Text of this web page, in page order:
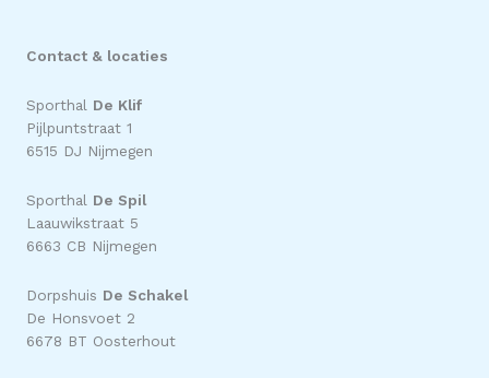
Contact & locaties
Sporthal De Klif
Pijlpuntstraat 1
6515 DJ Nijmegen
Sporthal De Spil
Laauwikstraat 5
6663 CB Nijmegen
Dorpshuis De Schakel
De Honsvoet 2
6678 BT Oosterhout